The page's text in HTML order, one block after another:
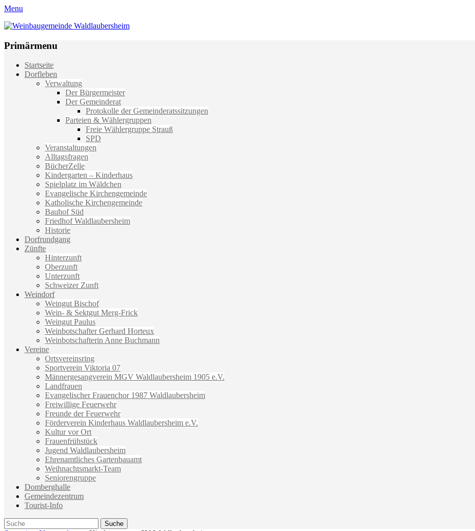
Menu
Weinbaugemeinde Waldlaubersheim
Primärmenu
Weiter
zum
Startseite
Dorfleben
Verwaltung
Der Bürgermeister
Der Gemeinderat
Protokolle der Gemeinderatssitzungen
Parteien & Wählergruppen
Freie Wählergruppe Strauß
SPD
Veranstaltungen
Alltagsfragen
BücherZelle
Kindergarten – Kinderhaus
Spielplatz im Wäldchen
Evangelische Kirchengemeinde
Katholische Kirchengemeinde
Bauhof Süd
Friedhof Waldlaubersheim
Historie
Dorfrundgang
Zünfte
Hinterzunft
Oberzunft
Unterzunft
Schweizer Zunft
Weindorf
Weingut Bischof
Wein- & Sektgut Merg-Frick
Weingut Paulus
Weinbotschafter Gerhard Horteux
Weinbotschafterin Anne Buchmann
Vereine
Ortsvereinsring
Sportverein Viktoria 07
Männergesangverein MGV Waldlaubersheim 1905 e.V.
Landfrauen
Evangelischer Frauenchor 1987 Waldlaubersheim
Freiwillige Feuerwehr
Freunde der Feuerwehr
Förderverein Kinderhaus Waldlaubersheim e.V.
Kultur vor Ort
Frauenfrühstück
Jugend Waldlaubersheim
Ehrenamtliches Gartenbauamt
Weihnachtsmarkt-Team
Seniorengruppe
Domberghalle
Gemeindezentrum
Tourist-Info
Suche
Suche